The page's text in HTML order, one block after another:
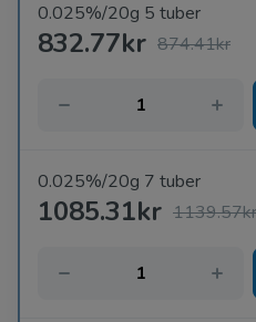
0.025%/20g 5 tuber
832.77kr 874.41kr
0.025%/20g 7 tuber
1085.31kr 1139.57kr